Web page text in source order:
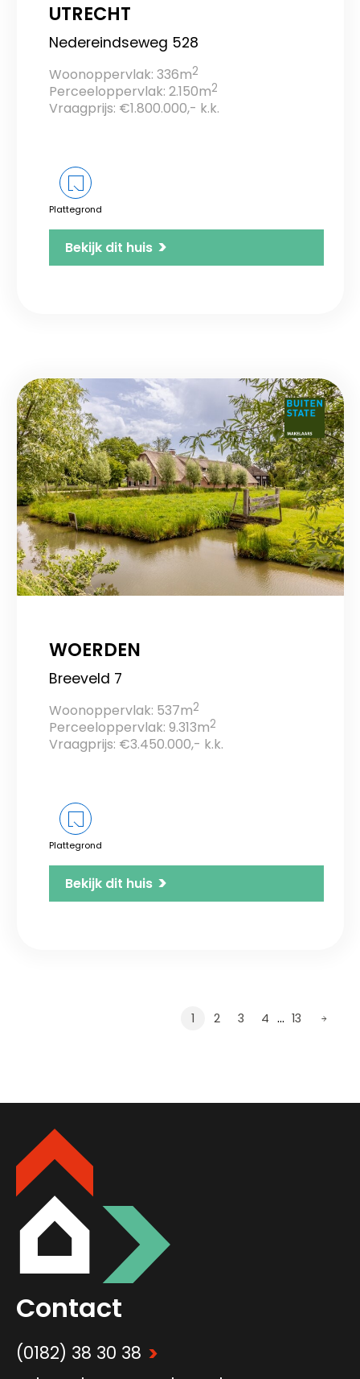
UTRECHT
Nedereindseweg 528
Woonoppervlak: 336m2
Perceeloppervlak: 2.150m2
Vraagprijs: €1.800.000,- k.k.
Plattegrond
Bekijk dit huis >
WOERDEN
Breeveld 7
Woonoppervlak: 537m2
Perceeloppervlak: 9.313m2
Vraagprijs: €3.450.000,- k.k.
Plattegrond
Bekijk dit huis >
1 2 3 4 … 13
Contact
(0182) 38 30 38 >